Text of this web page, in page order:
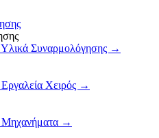
Συναρμολόγησης →
Χειρός →
Μηχανήματα →